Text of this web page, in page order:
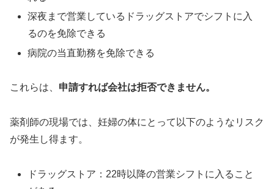
深夜まで営業しているドラッグストアでシフトに入
るのを免除できる
病院の当直勤務を免除できる
これらは、 申請すれば会社は拒否できません。
薬剤師の現場では、妊婦の体にとって以下のようなリスク
が発生し得ます。
ドラッグストア：22時以降の営業シフトに入ること